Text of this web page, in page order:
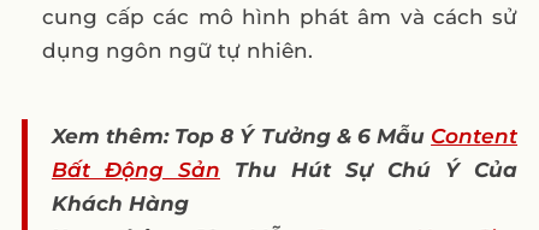
cung cấp các mô hình phát âm và cách sử
dụng ngôn ngữ tự nhiên.
Xem thêm: Top 8 Ý Tưởng & 6 Mẫu Content
Bất Động Sản Thu Hút Sự Chú Ý Của
Khách Hàng